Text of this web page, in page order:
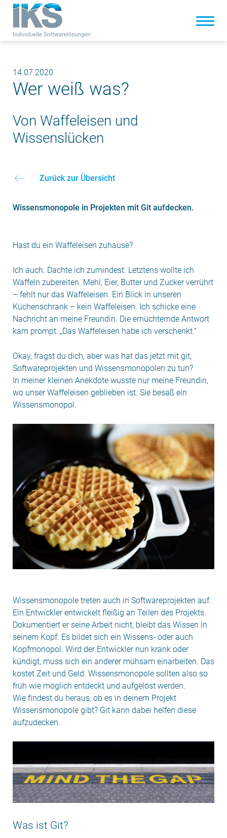
14.07.2020
Wer weiß was?
Von Waffeleisen und
Wissenslücken
Zurück zur Übersicht
Wissensmonopole in Projekten mit Git aufdecken.
Hast du ein Waffeleisen zuhause?
Ich auch. Dachte ich zumindest. Letztens wollte ich
Waffeln zubereiten. Mehl, Eier, Butter und Zucker verrührt
– fehlt nur das Waffeleisen. Ein Blick in unseren
Küchenschrank – kein Waffeleisen. Ich schicke eine
Nachricht an meine Freundin. Die ernüchternde Antwort
kam prompt: „Das Waffeleisen habe ich verschenkt.“
Okay, fragst du dich, aber was hat das jetzt mit git,
Softwareprojekten und Wissensmonopolen zu tun?
In meiner kleinen Anekdote wusste nur meine Freundin,
wo unser Waffeleisen geblieben ist. Sie besaß ein
Wissensmonopol.
Wissensmonopole treten auch in Softwareprojekten auf.
Ein Entwickler entwickelt fleißig an Teilen des Projekts.
Dokumentiert er seine Arbeit nicht, bleibt das Wissen in
seinem Kopf. Es bildet sich ein Wissens- oder auch
Kopfmonopol. Wird der Entwickler nun krank oder
kündigt, muss sich ein anderer mühsam einarbeiten. Das
kostet Zeit und Geld. Wissensmonopole sollten also so
früh wie möglich entdeckt und aufgelöst werden.
Wie findest du heraus, ob es in deinem Projekt
Wissensmonopole gibt? Git kann dabei helfen diese
aufzudecken.
Was ist Git?